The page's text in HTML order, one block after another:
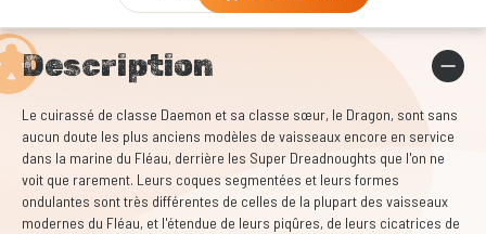
Description
Le cuirassé de classe Daemon et sa classe sœur, le Dragon, sont sans
aucun doute les plus anciens modèles de vaisseaux encore en service
dans la marine du Fléau, derrière les Super Dreadnoughts que l'on ne
voit que rarement. Leurs coques segmentées et leurs formes
ondulantes sont très différentes de celles de la plupart des vaisseaux
modernes du Fléau, et l'étendue de leurs piqûres, de leurs cicatrices de